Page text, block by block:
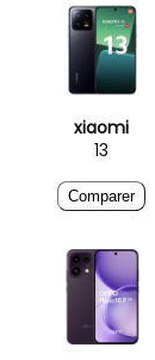
xiaomi
13
Comparer